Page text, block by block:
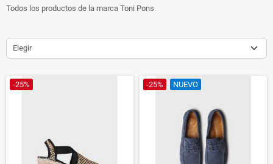
Todos los productos de la marca Toni Pons
Elegir
-25% -25% NUEVO